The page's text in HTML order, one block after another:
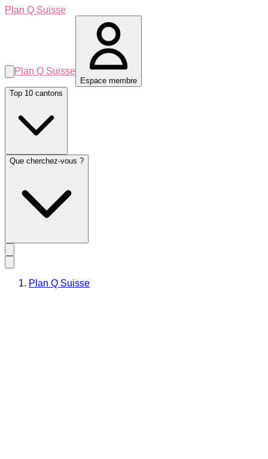
Plan Q Suisse
Plan Q Suisse
Espace membre
Top 10 cantons
Que cherchez-vous ?
Plan Q Suisse